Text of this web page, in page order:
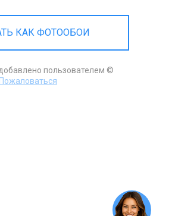
КАК ФОТООБОИ
пользователем ©